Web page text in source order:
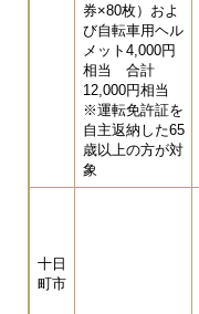
券×80枚）およ
び自転車用ヘル
メット4,000円
相当 合計
12,000円相当
※運転免許証を
自主返納した65
歳以上の方が対
象
十日
町市